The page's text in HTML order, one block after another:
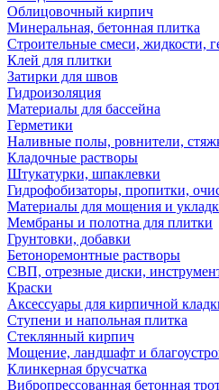
Облицовочный кирпич
Минеральная, бетонная плитка
Строительные смеси, жидкости,
Клей для плитки
Затирки для швов
Гидроизоляция
Материалы для бассейна
Герметики
Наливные полы, ровнители,
Кладочные растворы
Штукатурки, шпаклевки
Гидрофобизаторы, пропитки,
Материалы для мощения и
Мембраны и полотна для плитки
Грунтовки, добавки
Бетоноремонтные растворы
СВП, отрезные диски,
Краски
Аксессуары для кирпичной
Ступени и напольная плитка
Cтеклянный кирпич
Мощение, ландшафт и
Клинкерная брусчатка
Вибропрессованная бетонная